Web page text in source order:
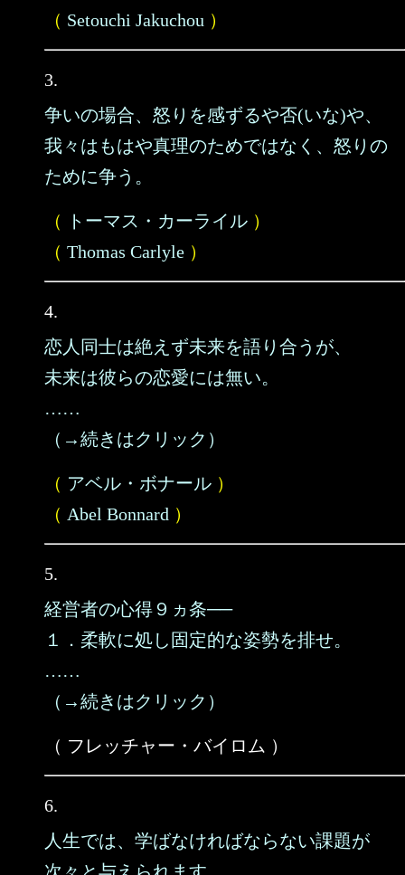
（ Setouchi Jakuchou ）
3.
争いの場合、怒りを感ずるや否(いな)や、
我々はもはや真理のためではなく、怒りの
ために争う。
（ トーマス・カーライル ）
（ Thomas Carlyle ）
4.
恋人同士は絶えず未来を語り合うが、
未来は彼らの恋愛には無い。
……
（→続きはクリック）
（ アベル・ボナール ）
（ Abel Bonnard ）
5.
経営者の心得９ヵ条──
１．柔軟に処し固定的な姿勢を排せ。
……
（→続きはクリック）
（ フレッチャー・バイロム ）
6.
人生では、学ばなければならない課題が